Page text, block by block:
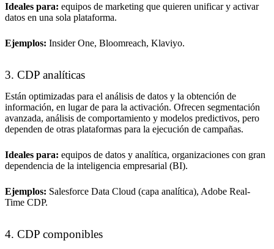
Ideales para: equipos de marketing que quieren unificar y activar
datos en una sola plataforma.
Ejemplos: Insider One, Bloomreach, Klaviyo.
3. CDP analíticas
Están optimizadas para el análisis de datos y la obtención de
información, en lugar de para la activación. Ofrecen segmentación
avanzada, análisis de comportamiento y modelos predictivos, pero
dependen de otras plataformas para la ejecución de campañas.
Ideales para: equipos de datos y analítica, organizaciones con gran
dependencia de la inteligencia empresarial (BI).
Ejemplos: Salesforce Data Cloud (capa analítica), Adobe Real-
Time CDP.
4. CDP componibles